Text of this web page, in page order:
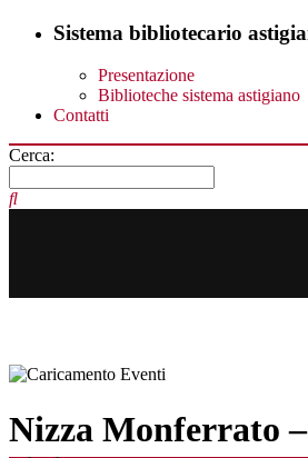
Sistema bibliotecario
Presentazione
Biblioteche sistema astigiano
Contatti
Cerca:
Nizza Monferrato